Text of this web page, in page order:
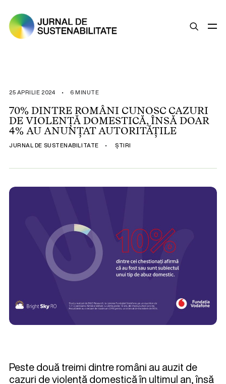
ȘTIRI
OPINII
ESG
LEGISLAȚIE
COMPANII SUSTENABILE
25 APRILIE 2024 • 6 MINUTE
70% DINTRE ROMÂNI CUNOSC CAZURI
DE VIOLENȚĂ DOMESTICĂ, ÎNSĂ DOAR
4% AU ANUNȚAT AUTORITĂȚILE
JURNAL DE SUSTENABILITATE • ȘTIRI
Peste două treimi dintre români au auzit de
cazuri de violență domestică în ultimul an, însă